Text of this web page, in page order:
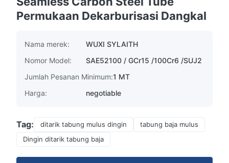
Permukaan Dekarburisasi Dangkal
Nama merek:
WUXI SYLAITH
Nomor Model:
SAE52100 / GCr15 /100Cr6 /SUJ2
Jumlah Pesanan Minimum:1 MT
Harga:
negotiable
Tag: ditarik tabung mulus dingin
tabung baja mulus
Dingin ditarik tabung baja